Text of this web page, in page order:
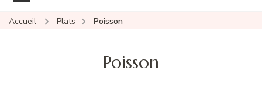
Accueil Plats Poisson
Poisson